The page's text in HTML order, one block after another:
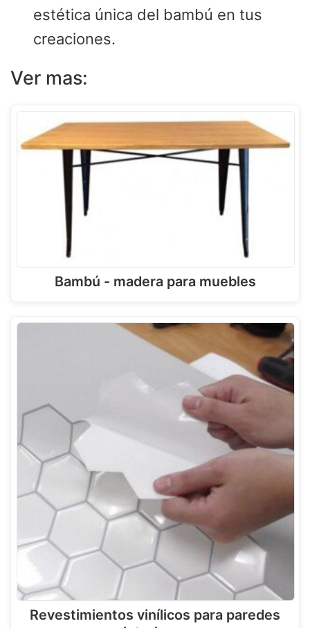
estética única del bambú en tus
creaciones.
Ver mas:
Bambú - madera para muebles
Revestimientos vinílicos para paredes